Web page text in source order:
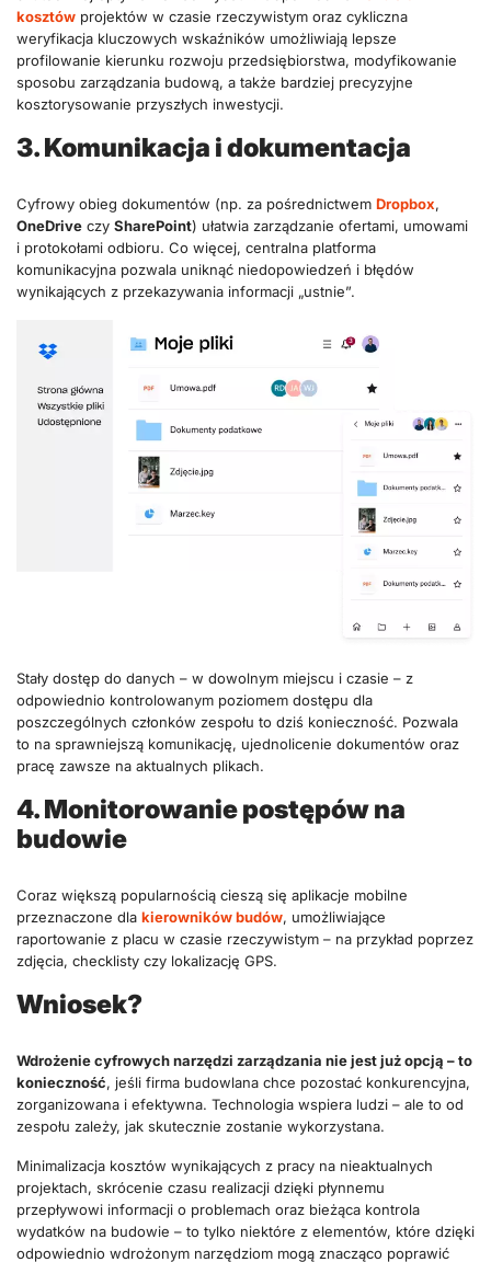
kosztów projektów w czasie rzeczywistym oraz cykliczna
weryfikacja kluczowych wskaźników umożliwiają lepsze
profilowanie kierunku rozwoju przedsiębiorstwa, modyfikowanie
sposobu zarządzania budową, a także bardziej precyzyjne
kosztorysowanie przyszłych inwestycji.
3. Komunikacja i dokumentacja
Cyfrowy obieg dokumentów (np. za pośrednictwem Dropbox,
OneDrive czy SharePoint) ułatwia zarządzanie ofertami, umowami
i protokołami odbioru. Co więcej, centralna platforma
komunikacyjna pozwala uniknąć niedopowiedzeń i błędów
wynikających z przekazywania informacji „ustnie”.
Stały dostęp do danych – w dowolnym miejscu i czasie – z
odpowiednio kontrolowanym poziomem dostępu dla
poszczególnych członków zespołu to dziś konieczność. Pozwala
to na sprawniejszą komunikację, ujednolicenie dokumentów oraz
pracę zawsze na aktualnych plikach.
4. Monitorowanie postępów na
budowie
Coraz większą popularnością cieszą się aplikacje mobilne
przeznaczone dla kierowników budów, umożliwiające
raportowanie z placu w czasie rzeczywistym – na przykład poprzez
zdjęcia, checklisty czy lokalizację GPS.
Wniosek?
Wdrożenie cyfrowych narzędzi zarządzania nie jest już opcją – to
konieczność, jeśli firma budowlana chce pozostać konkurencyjna,
zorganizowana i efektywna. Technologia wspiera ludzi – ale to od
zespołu zależy, jak skutecznie zostanie wykorzystana.
Minimalizacja kosztów wynikających z pracy na nieaktualnych
projektach, skrócenie czasu realizacji dzięki płynnemu
przepływowi informacji o problemach oraz bieżąca kontrola
wydatków na budowie – to tylko niektóre z elementów, które dzięki
odpowiednio wdrożonym narzędziom mogą znacząco poprawić